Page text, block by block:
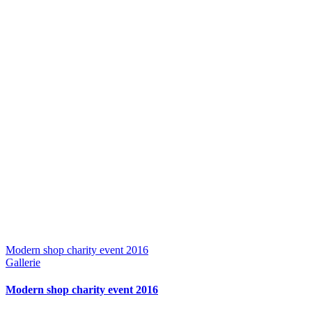
Modern shop charity event 2016
Gallerie
Modern shop charity event 2016